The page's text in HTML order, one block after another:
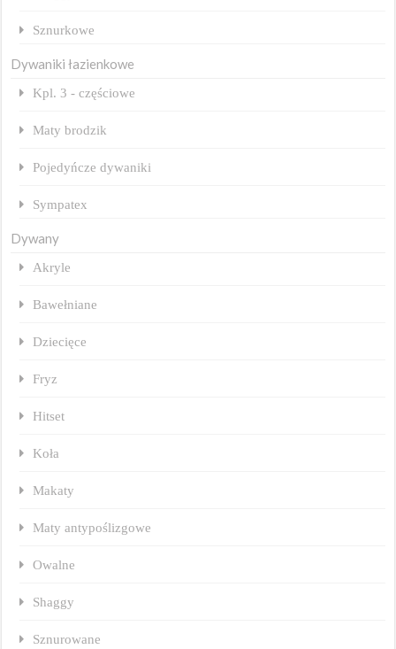
Sznurkowe
Dywaniki łazienkowe
Kpl. 3 - częściowe
Maty brodzik
Pojedyńcze dywaniki
Sympatex
Dywany
Akryle
Bawełniane
Dziecięce
Fryz
Hitset
Koła
Makaty
Maty antypoślizgowe
Owalne
Shaggy
Sznurowane